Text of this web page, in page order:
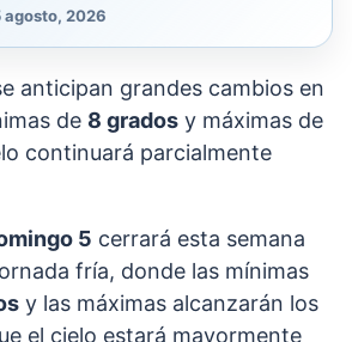
agosto, 2026
anticipan grandes cambios en
de 8 grados y máximas de
continuará parcialmente
5 cerrará esta semana
fría, donde las mínimas
y las máximas alcanzarán los
el cielo estará mayormente